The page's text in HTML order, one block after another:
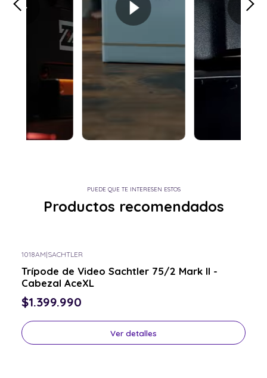
PUEDE QUE TE INTERESEN ESTOS
Productos recomendados
1018AM|SACHTLER
Trípode de Video Sachtler 75/2 Mark II -
Cabezal AceXL
$1.399.990
Ver detalles